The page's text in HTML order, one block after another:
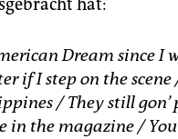
hat:
Dream since I
if I step on the
/ They still gon’
in the magazine /